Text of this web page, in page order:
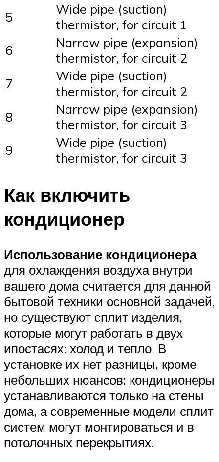
5
Wide pipe (suction)
thermistor, for circuit 1
6
Narrow pipe (expansion)
thermistor, for circuit 2
7
Wide pipe (suction)
thermistor, for circuit 2
8
Narrow pipe (expansion)
thermistor, for circuit 3
9
Wide pipe (suction)
thermistor, for circuit 3
Как включить
кондиционер
Использование кондиционера
для охлаждения воздуха внутри
вашего дома считается для данной
бытовой техники основной задачей,
но существуют сплит изделия,
которые могут работать в двух
ипостасях: холод и тепло. В
установке их нет разницы, кроме
небольших нюансов: кондиционеры
устанавливаются только на стены
дома, а современные модели сплит
систем могут монтироваться и в
потолочных перекрытиях.